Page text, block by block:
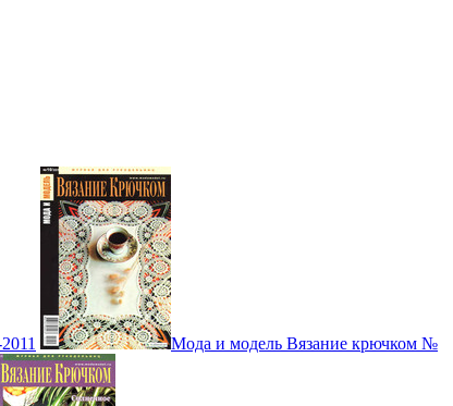
Мода и модель Вязание крючком №